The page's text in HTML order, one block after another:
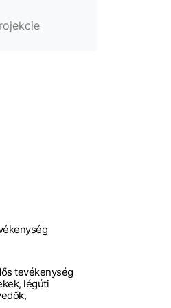
tevékenység
légúti